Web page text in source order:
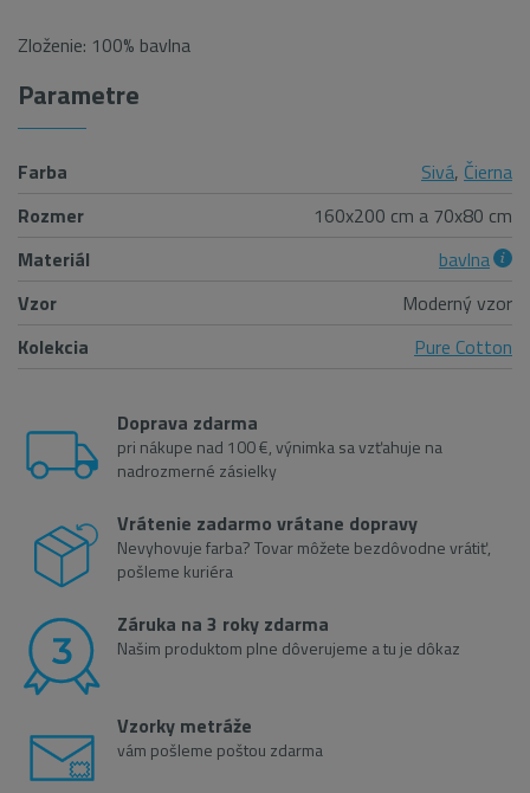
Zloženie: 100% bavlna
Parametre
Farba Sivá, Čierna
Rozmer
160x200 cm a 70x80 cm
Materiál
bavlna
Vzor
Moderný vzor
Kolekcia
Pure Cotton
Doprava zdarma
pri nákupe nad 100 €, výnimka sa vzťahuje na
nadrozmerné zásielky
Vrátenie zadarmo vrátane dopravy
Nevyhovuje farba? Tovar môžete bezdôvodne vrátiť,
pošleme kuriéra
Záruka na 3 roky zdarma
Našim produktom plne dôverujeme a tu je dôkaz
Vzorky metráže
vám pošleme poštou zdarma